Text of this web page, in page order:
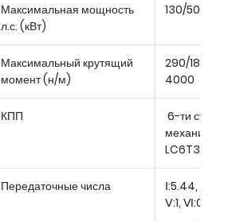
Максимальная мощность
л.с. (кВт)
130/5000
Максимальный крутящий
момент (н/м)
290/1800-
4000
КПП
6-ти
LC6T32)
Передаточные числа
Ⅰ:5.44,
Ⅴ:1, Ⅵ:0.79,